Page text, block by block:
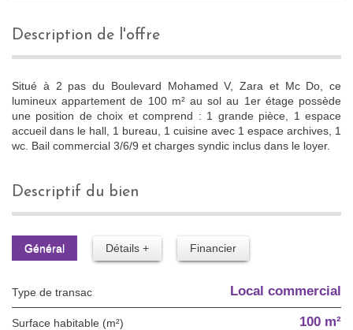
description de l'offre
Situé à 2 pas du Boulevard Mohamed V, Zara et Mc Do, ce
lumineux appartement de 100 m² au sol au 1er étage possède
une position de choix et comprend : 1 grande pièce, 1 espace
accueil dans le hall, 1 bureau, 1 cuisine avec 1 espace archives, 1
wc. Bail commercial 3/6/9 et charges syndic inclus dans le loyer.
descriptif du bien
Général Détails + Financier
Type de transac Local commercial
Surface habitable (m²) 100 m²